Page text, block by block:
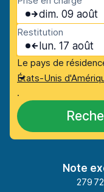
dim. 09 août
Restitution
lun. 17 août
Le pays de
États-Unis
.
Note
279